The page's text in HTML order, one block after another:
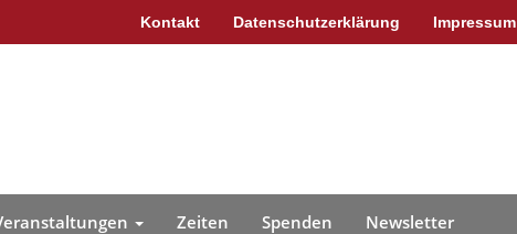
Kontakt Datenschutzerklärung Impressum
Zeiten Spenden Newsletter